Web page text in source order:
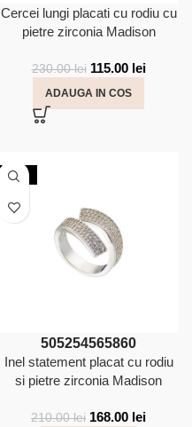
Cercei lungi placati cu rodiu cu
pietre zirconia Madison
230.00lei 115.00 lei
ADAUGA IN COS
-20%
505254565860
Inel statement placat cu rodiu
si pietre zirconia Madison
210.00lei 168.00 lei